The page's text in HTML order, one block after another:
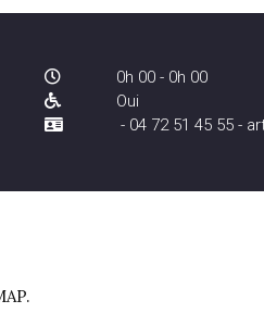
0h 00 - 0h 00
Oui
- 04 72 51 45 55 -